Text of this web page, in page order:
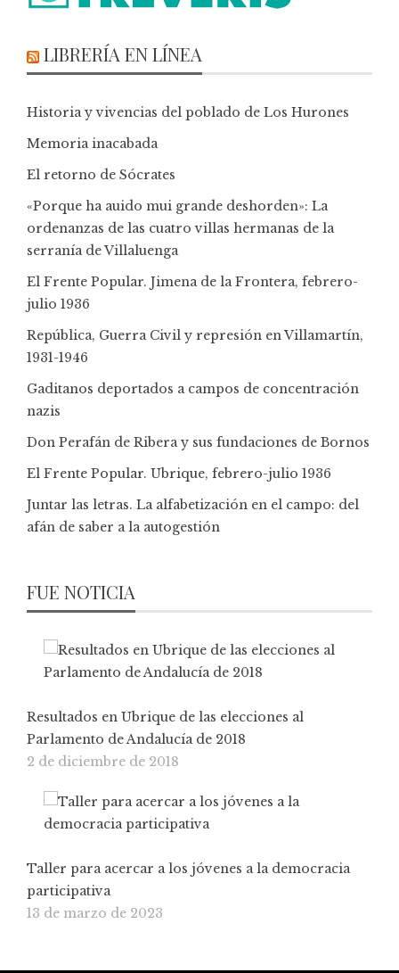
LIBRERÍA EN LÍNEA
Historia y vivencias del poblado de Los Hurones
Memoria inacabada
El retorno de Sócrates
«Porque ha auido mui grande deshorden»: La
ordenanzas de las cuatro villas hermanas de la
serranía de Villaluenga
El Frente Popular. Jimena de la Frontera, febrero-
julio 1936
República, Guerra Civil y represión en Villamartín,
1931-1946
Gaditanos deportados a campos de concentración
nazis
Don Perafán de Ribera y sus fundaciones de Bornos
El Frente Popular. Ubrique, febrero-julio 1936
Juntar las letras. La alfabetización en el campo: del
afán de saber a la autogestión
FUE NOTICIA
Resultados en Ubrique de las elecciones al
Parlamento de Andalucía de 2018
2 de diciembre de 2018
Taller para acercar a los jóvenes a la democracia
participativa
13 de marzo de 2023